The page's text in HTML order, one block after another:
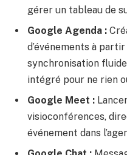
gérer un tableau de
Google Agenda :
d’événements à
synchronisation
intégré pour ne rien
Google Meet :
visioconférences,
événement dans